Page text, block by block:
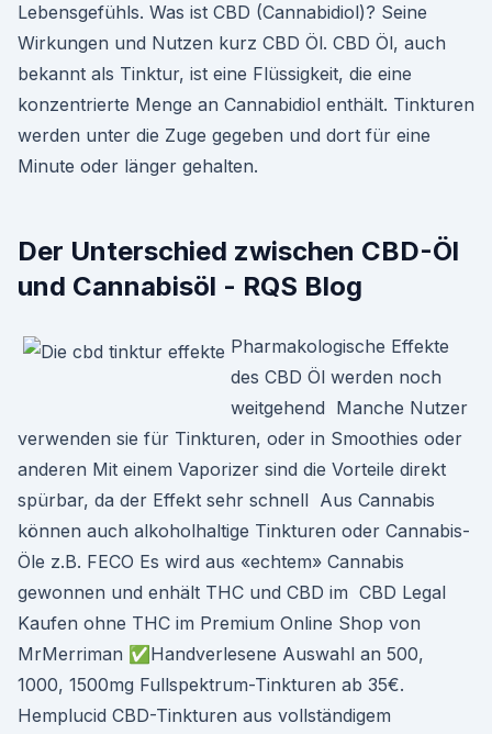
Lebensgefühls. Was ist CBD (Cannabidiol)? Seine
Wirkungen und Nutzen kurz CBD Öl. CBD Öl, auch
bekannt als Tinktur, ist eine Flüssigkeit, die eine
konzentrierte Menge an Cannabidiol enthält. Tinkturen
werden unter die Zuge gegeben und dort für eine
Minute oder länger gehalten.
Der Unterschied zwischen CBD-Öl
und Cannabisöl - RQS Blog
Pharmakologische Effekte
des CBD Öl werden noch
weitgehend Manche Nutzer
verwenden sie für Tinkturen, oder in Smoothies oder
anderen Mit einem Vaporizer sind die Vorteile direkt
spürbar, da der Effekt sehr schnell Aus Cannabis
können auch alkoholhaltige Tinkturen oder Cannabis-
Öle z.B. FECO Es wird aus «echtem» Cannabis
gewonnen und enhält THC und CBD im CBD Legal
Kaufen ohne THC im Premium Online Shop von
MrMerriman ✅Handverlesene Auswahl an 500,
1000, 1500mg Fullspektrum-Tinkturen ab 35€.
Hemplucid CBD-Tinkturen aus vollständigem